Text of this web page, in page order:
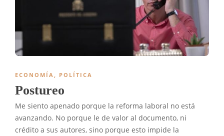
ECONOMÍA POLÍTICA
Postureo
Me siento apenado porque la reforma laboral no está
avanzando. No porque le de valor al documento, ni
crédito a sus autores, sino porque esto impide la